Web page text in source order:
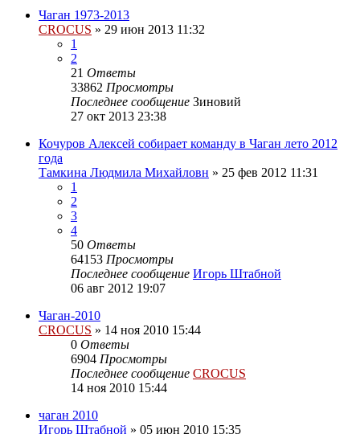
Чаган 1973-2013
CROCUS » 29 июн 2013 11:32
1
2
21 Ответы
33862 Просмотры
Последнее сообщение Зиновий
27 окт 2013 23:38
Кочуров Алексей собирает команду в Чаган лето 2012
года
Тамкина Людмила Михайловн » 25 фев 2012 11:31
1
2
3
4
50 Ответы
64153 Просмотры
Последнее сообщение Игорь Штабной
06 авг 2012 19:07
Чаган-2010
CROCUS » 14 ноя 2010 15:44
0 Ответы
6904 Просмотры
Последнее сообщение CROCUS
14 ноя 2010 15:44
чаган 2010
Игорь Штабной » 05 июн 2010 15:35